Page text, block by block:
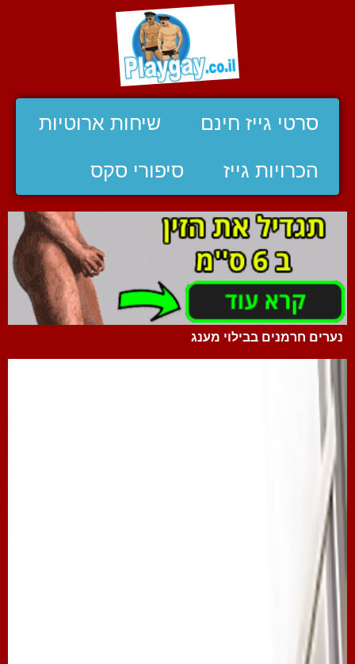
סרטי גייז חינם שיחות ארוטיות
הכרויות גייז סיפורי סקס
נערים חרמנים בבילוי מענג